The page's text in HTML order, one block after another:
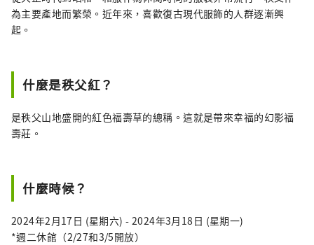
為主要產地而繁榮。近年來，喜歡復古現代服飾的人群逐漸興
起。
什麼是秩父紅？
是秩父山地盛開的紅色福壽草的總稱。這就是帶來幸福的幻影福
壽莊。
什麼時候？
2024年2月17日 (星期六) - 2024年3月18日 (星期一)
*週二休館（2/27和3/5開放）